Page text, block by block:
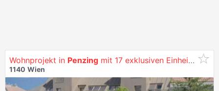
Wohnprojekt in Penzing mit 17 exklusiven Einheiten - erstklassige Ausstattung und nachhaltige Energieversorgung - Wohnungen zu kaufen in
1140 Wien